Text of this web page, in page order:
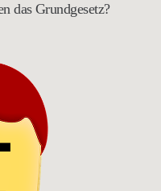
das Grundgesetz?